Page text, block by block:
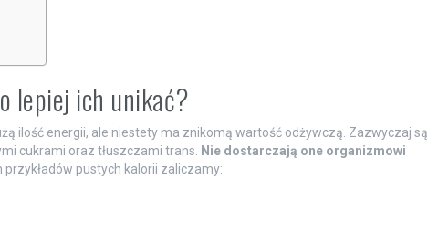
lepiej ich unikać?
ilość energii, ale niestety ma znikomą wartość odżywczą. Zazwyczaj są
cukrami oraz tłuszczami trans. Nie dostarczają one organizmowi
przykładów pustych kalorii zaliczamy: